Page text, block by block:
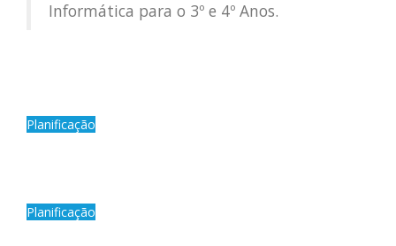
Informática para o 3º e 4º Anos.
Planificação
Planificação